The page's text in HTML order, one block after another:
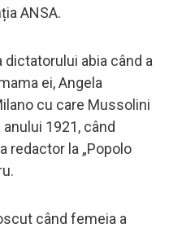
ANSA.
abia când a
ei, Angela
cu care Mussolini
1921, când
redactor la „Popolo
când femeia a